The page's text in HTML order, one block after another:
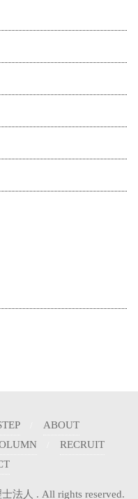
ABOUT
RECRUIT
法人 . All rights reserved.